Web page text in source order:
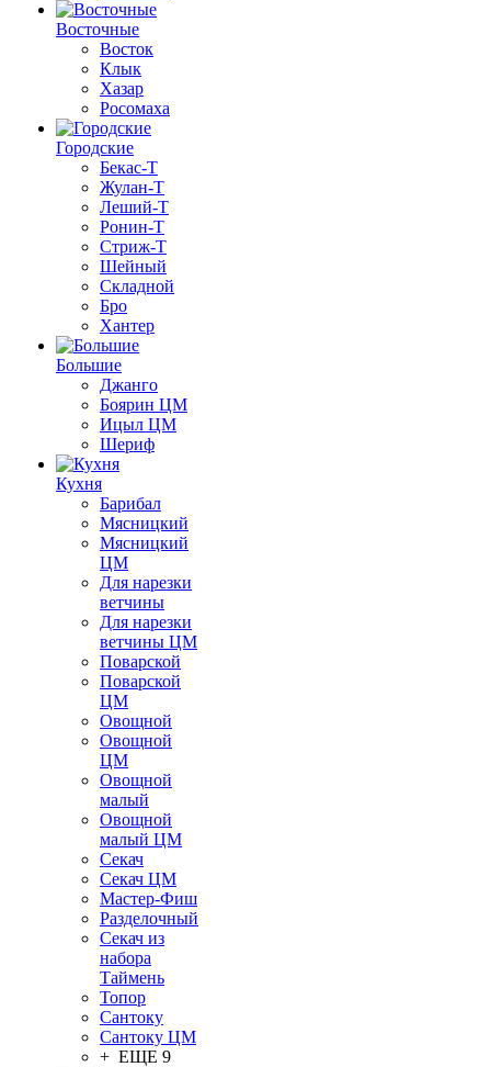
Восточные
Восток
Клык
Хазар
Росомаха
Городские
Бекас-Т
Жулан-Т
Леший-Т
Ронин-Т
Стриж-Т
Шейный
Складной
Бро
Хантер
Большие
Джанго
Боярин ЦМ
Ицыл ЦМ
Шериф
Кухня
Барибал
Мясницкий
Мясницкий
ЦМ
Для нарезки
ветчины
Для нарезки
ветчины ЦМ
Поварской
Поварской
ЦМ
Овощной
Овощной
ЦМ
Овощной
малый
Овощной
малый ЦМ
Секач
Секач ЦМ
Мастер-Фиш
Разделочный
Секач из
набора
Таймень
Топор
Сантоку
Сантоку ЦМ
+ ЕЩЕ 9